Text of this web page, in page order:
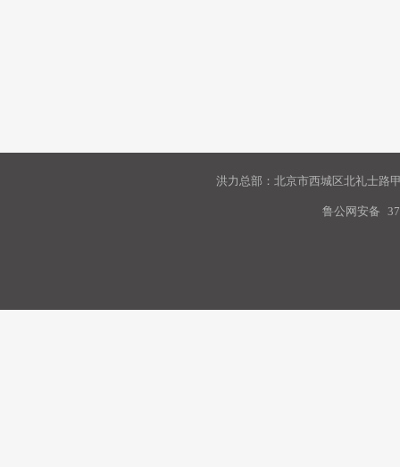
洪力总部：北京市西城区北礼士路
鲁公网安备